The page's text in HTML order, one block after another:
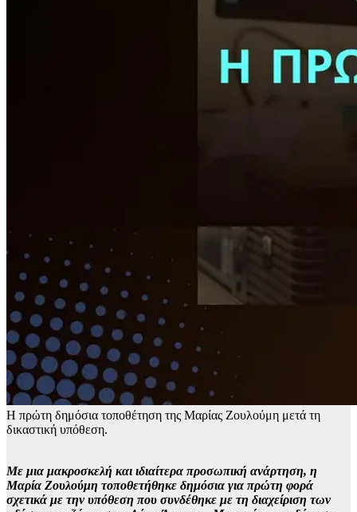
Η πρώτη δημόσια τοποθέτηση της Μαρίας Ζουλούμη μετά τη
δικαστική υπόθεση.
Με μια μακροσκελή και ιδιαίτερα προσωπική ανάρτηση, η
Μαρία Ζουλούμη τοποθετήθηκε δημόσια για πρώτη φορά
σχετικά με την υπόθεση που συνδέθηκε με τη διαχείριση των